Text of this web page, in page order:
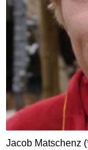
Jacob Matschenz